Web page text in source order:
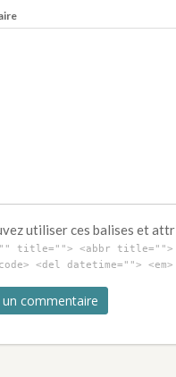
utiliser ces balises et
title=""> <abbr title="">
<del datetime="">